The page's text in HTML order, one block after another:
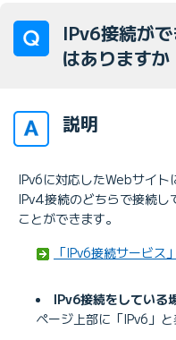
IPv6接続が
はありますか
説明
IPv6に対応したWebサイト
IPv4接続のどちらで接続し
ことができます。
「IPv6接続サービス
IPv6接続をしている
ページ上部に「IPv6」と